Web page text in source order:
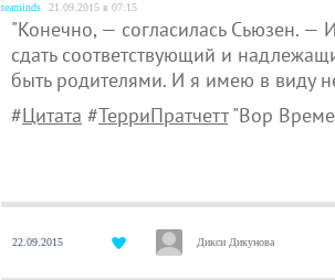
teaminds 21.09.2015 в 07:15
"Конечно, — согласилась Сьюзен.
сдать соответствующий и
быть родителями. И я имею в виду
#Цитата #ТерриПратчетт"Вор
22.09.2015 Дикси Дикунова